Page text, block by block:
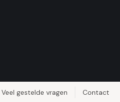
Veel gestelde vragen Contact